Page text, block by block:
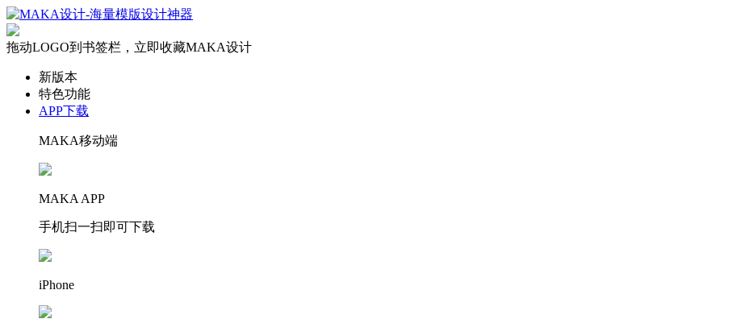
拖动LOGO到书签栏，立即收藏MAKA设计
新版本
特色功能
APP下载
MAKA移动端
MAKA APP
手机扫一扫即可下载
iPhone